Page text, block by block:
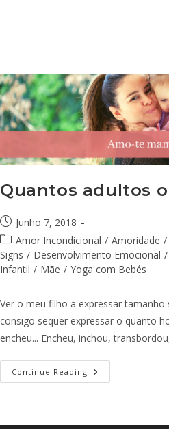
Quantos adultos
Junho 7, 2018
Amor Incondicional / Amoridade /
Signs / Desenvolvimento Emocional /
Infantil / Mãe / Yoga com Bebés
Ver o meu filho a expressar
consigo sequer expressar o quanto
encheu... Encheu, inchou,
Continue Reading